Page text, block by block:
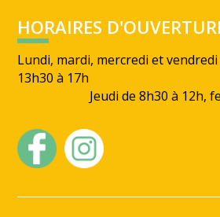
HORAIRES
Lundi, mardi, mercredi et
13h30
Jeudi de 8h30 à 12h,